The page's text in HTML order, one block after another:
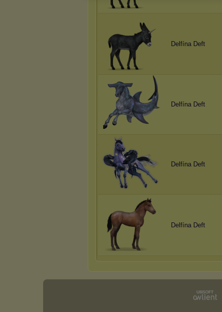
Delfína Deft
Delfína Deft
Delfína Deft
Delfína Deft